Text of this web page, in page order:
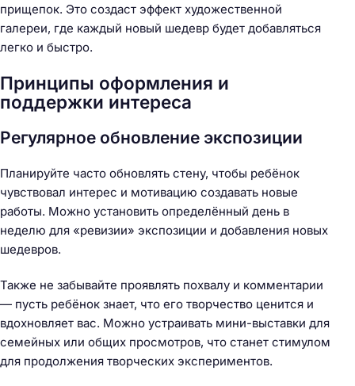
прищепок. Это создаст эффект художественной
галереи, где каждый новый шедевр будет добавляться
легко и быстро.
Принципы оформления и
поддержки интереса
Регулярное обновление экспозиции
Планируйте часто обновлять стену, чтобы ребёнок
чувствовал интерес и мотивацию создавать новые
работы. Можно установить определённый день в
неделю для «ревизии» экспозиции и добавления новых
шедевров.
Также не забывайте проявлять похвалу и комментарии
— пусть ребёнок знает, что его творчество ценится и
вдохновляет вас. Можно устраивать мини-выставки для
семейных или общих просмотров, что станет стимулом
для продолжения творческих экспериментов.